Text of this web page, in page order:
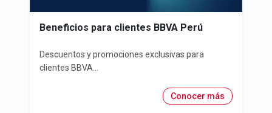
Beneficios para clientes BBVA Perú
Descuentos y promociones exclusivas para
clientes BBVA...
Conocer más